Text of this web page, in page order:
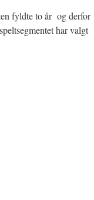
fyldte to år og derfor
har valgt